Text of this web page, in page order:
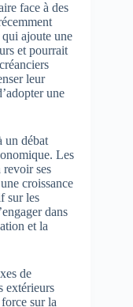
face à des
qui ajoute une
et pourrait
leur
une
un débat
Les
revoir ses
croissance
sur les
dans
et la
de
extérieurs
sur la